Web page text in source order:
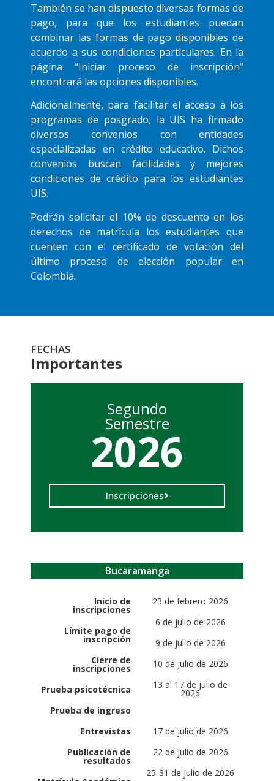
También se han dispuesto diversas formas de
pago, para que los estudiantes puedan
combinar las formas de pago disponibles de
acuerdo a sus condiciones particulares. En la
página “Iniciar proceso de inscripción”
encontrará las opciones disponibles.
Adicionalmente, para facilitar el acceso a los
programas de posgrado, la UIS ha firmado
diversos convenios con entidades
especializadas en crédito educativo. Dichos
convenios buscan facilidades y mejores
condiciones de crédito para los estudiantes
UIS.
Podrán solicitar el 10% de descuento en los
derechos de matrícula los estudiantes que
cuenten con el certificado de votación del
último proceso de elección popular en
Colombia.
FECHAS
Importantes
Segundo
Semestre
2026
Inscripciones
Bucaramanga
Inicio de
inscripciones
Límite pago de
inscripción
Cierre de
inscripciones
Prueba psicotécnica
Prueba de ingreso
23 de febrero 2026
6 de julio de 2026
9 de julio de 2026
10 de julio de 2026
13 al 17 de julio de
2026
Entrevistas
Publicación de
resultados
17 de julio de 2026
22 de julio de 2026
25-31 de julio de 2026